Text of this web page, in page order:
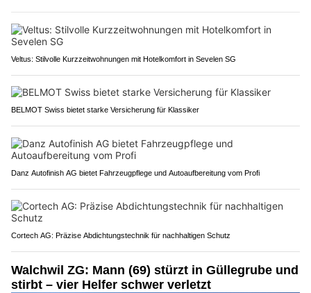
Veltus: Stilvolle Kurzzeitwohnungen mit Hotelkomfort in Sevelen SG
BELMOT Swiss bietet starke Versicherung für Klassiker
Danz Autofinish AG bietet Fahrzeugpflege und Autoaufbereitung vom Profi
Cortech AG: Präzise Abdichtungstechnik für nachhaltigen Schutz
Walchwil ZG: Mann (69) stürzt in Güllegrube und
stirbt – vier Helfer schwer verletzt